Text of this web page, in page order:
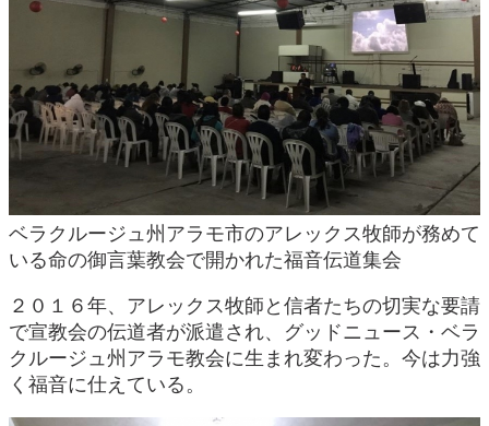
ベラクルージュ州アラモ市のアレックス牧師が務めて
いる命の御言葉教会で開かれた福音伝道集会
２０１６年、アレックス牧師と信者たちの切実な要請
で宣教会の伝道者が派遣され、グッドニュース・ベラ
クルージュ州アラモ教会に生まれ変わった。今は力強
く福音に仕えている。